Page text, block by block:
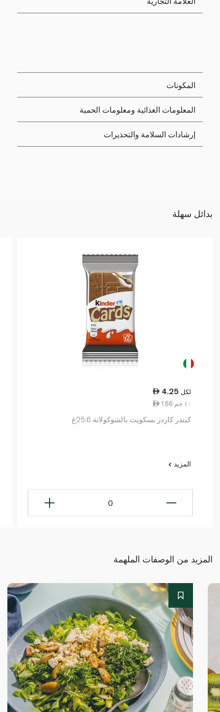
المكونات
المعلومات الغذائية ومعلومات الحمية
إرشادات السلامة والتحذيرات
بدائل سهلة
4.25 لكل
1.66 ١٠ جم
كيندر كاردز بسكويت بالشوكولاتة 25.6غ
المزيد
0
المزيد من الوصفات الملهمة